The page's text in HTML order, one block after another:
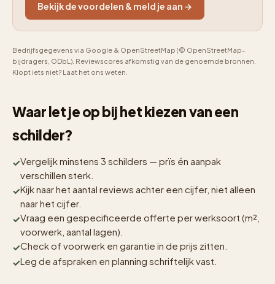
Bekijk de voordelen & meld je aan →
Bedrijfsgegevens via Google & OpenStreetMap (© OpenStreetMap-
bijdragers, ODbL). Reviewscores afkomstig van de genoemde bronnen.
Klopt iets niet? Laat het ons weten.
Waar let je op bij het kiezen van een
schilder?
Vergelijk minstens 3 schilders — prïs én aanpak
verschillen sterk.
Kijk naar het aantal reviews achter een cijfer, niet alleen
naar het cijfer.
Vraag een gespecificeerde offerte per werksoort (m²,
voorwerk, aantal lagen).
Check of voorwerk en garantie in de prijs zitten.
Leg de afspraken en planning schriftelijk vast.